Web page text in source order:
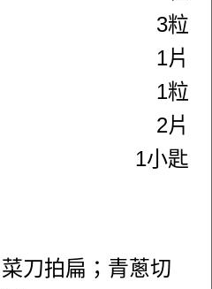
3粒
1片
1粒
2片
1小匙
刀拍扁；青蔥切